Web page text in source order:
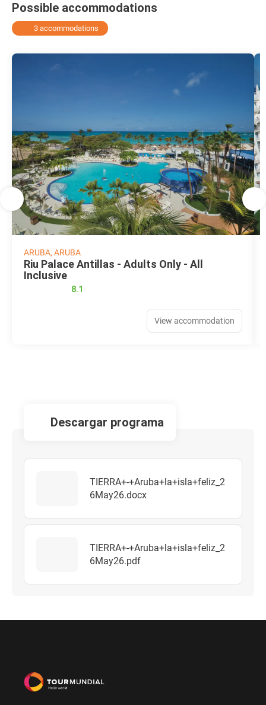
Possible accommodations
3 accommodations
ARUBA, ARUBA
Riu Palace Antillas - Adults Only - All
Inclusive
8.1
View accommodation
descargar programa
TIERRA+-+Aruba+la+isla+feliz_2
6May26.docx
TIERRA+-+Aruba+la+isla+feliz_2
6May26.pdf